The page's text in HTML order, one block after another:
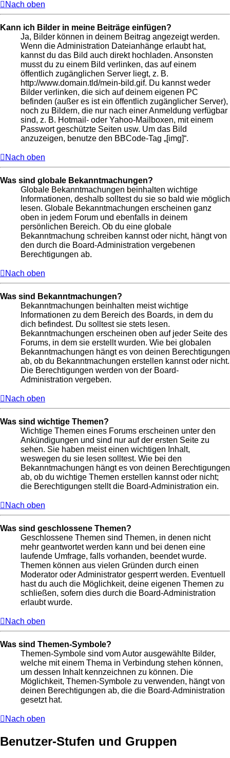
Nach oben
Kann ich Bilder in meine Beiträge einfügen?
Ja, Bilder können in deinem Beitrag angezeigt werden.
Wenn die Administration Dateianhänge erlaubt hat,
kannst du das Bild auch direkt hochladen. Ansonsten
musst du zu einem Bild verlinken, das auf einem
öffentlich zugänglichen Server liegt, z. B.
http://www.domain.tld/mein-bild.gif. Du kannst weder
Bilder verlinken, die sich auf deinem eigenen PC
befinden (außer es ist ein öffentlich zugänglicher Server),
noch zu Bildern, die nur nach einer Anmeldung verfügbar
sind, z. B. Hotmail- oder Yahoo-Mailboxen, mit einem
Passwort geschützte Seiten usw. Um das Bild
anzuzeigen, benutze den BBCode-Tag „[img]“.
Nach oben
Was sind globale Bekanntmachungen?
Globale Bekanntmachungen beinhalten wichtige
Informationen, deshalb solltest du sie so bald wie möglich
lesen. Globale Bekanntmachungen erscheinen ganz
oben in jedem Forum und ebenfalls in deinem
persönlichen Bereich. Ob du eine globale
Bekanntmachung schreiben kannst oder nicht, hängt von
den durch die Board-Administration vergebenen
Berechtigungen ab.
Nach oben
Was sind Bekanntmachungen?
Bekanntmachungen beinhalten meist wichtige
Informationen zu dem Bereich des Boards, in dem du
dich befindest. Du solltest sie stets lesen.
Bekanntmachungen erscheinen oben auf jeder Seite des
Forums, in dem sie erstellt wurden. Wie bei globalen
Bekanntmachungen hängt es von deinen Berechtigungen
ab, ob du Bekanntmachungen erstellen kannst oder nicht.
Die Berechtigungen werden von der Board-
Administration vergeben.
Nach oben
Was sind wichtige Themen?
Wichtige Themen eines Forums erscheinen unter den
Ankündigungen und sind nur auf der ersten Seite zu
sehen. Sie haben meist einen wichtigen Inhalt,
weswegen du sie lesen solltest. Wie bei den
Bekanntmachungen hängt es von deinen Berechtigungen
ab, ob du wichtige Themen erstellen kannst oder nicht;
die Berechtigungen stellt die Board-Administration ein.
Nach oben
Was sind geschlossene Themen?
Geschlossene Themen sind Themen, in denen nicht
mehr geantwortet werden kann und bei denen eine
laufende Umfrage, falls vorhanden, beendet wurde.
Themen können aus vielen Gründen durch einen
Moderator oder Administrator gesperrt werden. Eventuell
hast du auch die Möglichkeit, deine eigenen Themen zu
schließen, sofern dies durch die Board-Administration
erlaubt wurde.
Nach oben
Was sind Themen-Symbole?
Themen-Symbole sind vom Autor ausgewählte Bilder,
welche mit einem Thema in Verbindung stehen können,
um dessen Inhalt kennzeichnen zu können. Die
Möglichkeit, Themen-Symbole zu verwenden, hängt von
deinen Berechtigungen ab, die die Board-Administration
gesetzt hat.
Nach oben
Benutzer-Stufen und Gruppen